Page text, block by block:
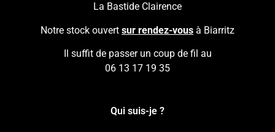
La Bastide Clairence
Notre stock ouvert sur rendez-vous à Biarritz
Il suffit de passer un coup de fil au
06 13 17 19 35
Qui suis-je ?